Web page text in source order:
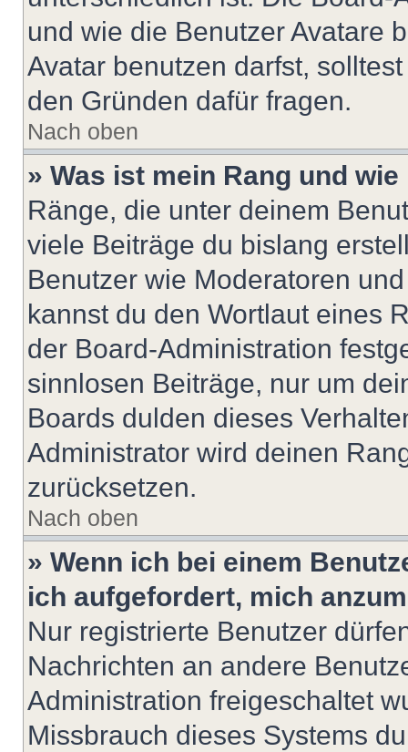
und wie die Benutzer Avatare
Avatar benutzen darfst,
den Gründen dafür fragen.
Nach oben
» Was ist mein Rang und
Ränge, die unter deinem
viele Beiträge du bislang
Benutzer wie Moderatoren
kannst du den Wortlaut eines
der Board-Administration
sinnlosen Beiträge, nur um
Boards dulden dieses
Administrator wird deinen
zurücksetzen.
Nach oben
» Wenn ich bei einem
ich aufgefordert, mich
Nur registrierte Benutzer
Nachrichten an andere
Administration freigeschaltet
Missbrauch dieses Systems